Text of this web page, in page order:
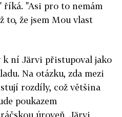
říká. "Asi pro to nemám
to, že jsem Mou vlast
k ní Järvi přistupoval jako
Na otázku, zda mezi
rozdíly, což většina
poukazem
úroveň, Järvi